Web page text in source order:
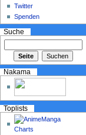
Twitter
Spenden
Suche
Nakama
Toplists